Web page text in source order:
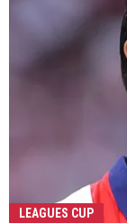
LEAGUES CUP